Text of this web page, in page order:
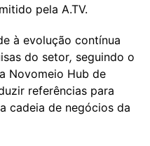
pela A.TV.
à evolução contínua
do setor, seguindo o
Novomeio Hub de
referências para
cadeia de negócios da